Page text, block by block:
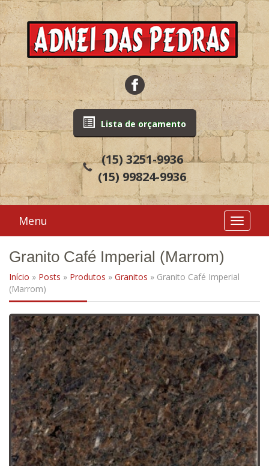
Lista de orçamento
(15)3251-9936
(15) 99824-9936
Toggle
Menu
Granito Café Imperial (Marrom)
Início » Posts » Produtos » Granitos » Granito Café Imperial
(Marrom)